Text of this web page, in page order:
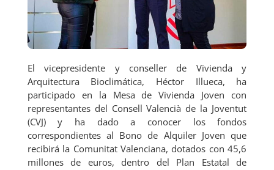
PER
ATIV
El vicepresidente y conseller de Vivienda y
Arquitectura Bioclimática, Héctor Illueca, ha
participado en la Mesa de Vivienda Joven con
representantes del Consell Valencià de la Joventut
(CVJ) y ha dado a conocer los fondos
correspondientes al Bono de Alquiler Joven que
recibirá la Comunitat Valenciana, dotados con 45,6
millones de euros, dentro del Plan Estatal de